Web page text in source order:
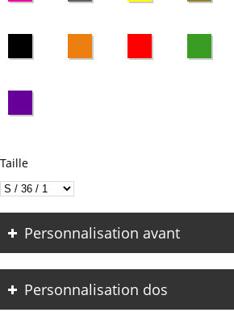
Taille
Personnalisation avant
Personnalisation dos